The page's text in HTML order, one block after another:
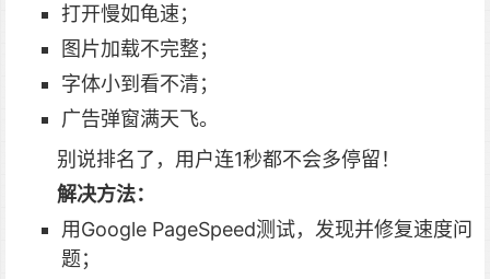
打开慢如龟速；
图片加载不完整；
字体小到看不清；
广告弹窗满天飞。
别说排名了，用户连1秒都不会多停留！
解决方法：
用Google PageSpeed测试，发现并修复速度问
题；